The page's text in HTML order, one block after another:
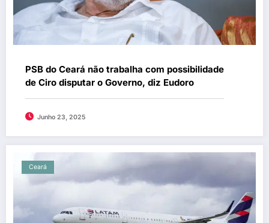
PSB do Ceará não trabalha com possibilidade
de Ciro disputar o Governo, diz Eudoro
Junho 23, 2025
Ceará